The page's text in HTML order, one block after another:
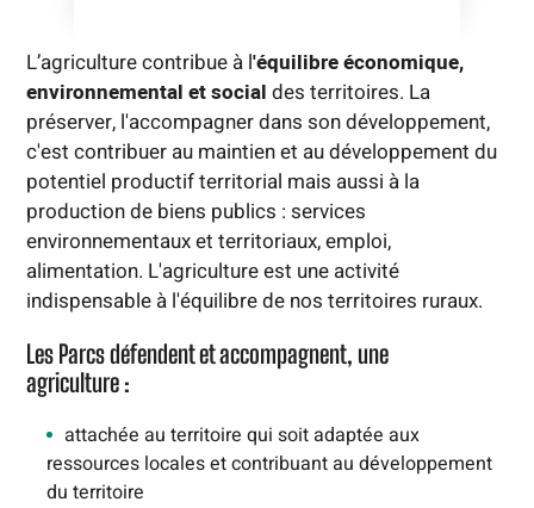
L’agriculture contribue à l'équilibre économique,
environnemental et social des territoires. La
préserver, l'accompagner dans son développement,
c'est contribuer au maintien et au développement du
potentiel productif territorial mais aussi à la
production de biens publics : services
environnementaux et territoriaux, emploi,
alimentation. L'agriculture est une activité
indispensable à l'équilibre de nos territoires ruraux.
Les Parcs défendent et accompagnent, une
agriculture :
attachée au territoire qui soit adaptée aux
ressources locales et contribuant au développement
du territoire